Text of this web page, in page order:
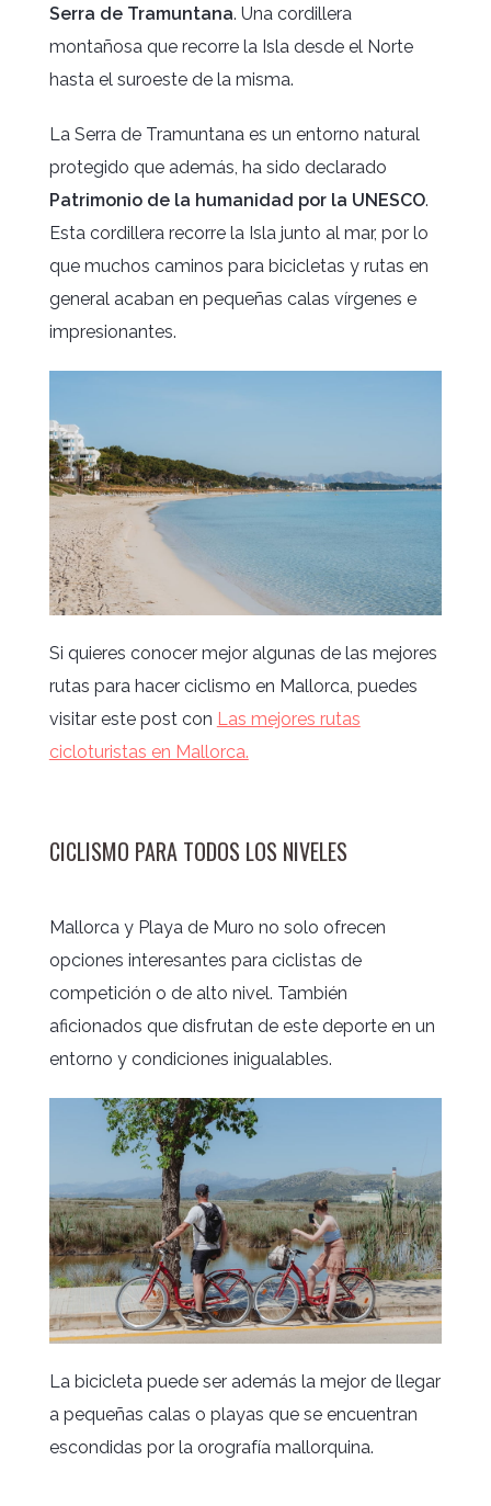
Serra de Tramuntana. Una cordillera
montañosa que recorre la Isla desde el Norte
hasta el suroeste de la misma.
La Serra de Tramuntana es un entorno natural
protegido que además, ha sido declarado
Patrimonio de la humanidad por la UNESCO.
Esta cordillera recorre la Isla junto al mar, por lo
que muchos caminos para bicicletas y rutas en
general acaban en pequeñas calas vírgenes e
impresionantes.
Si quieres conocer mejor algunas de las mejores
rutas para hacer ciclismo en Mallorca, puedes
visitar este post con Las mejores rutas
cicloturistas en Mallorca.
CICLISMO PARA TODOS LOS NIVELES
Mallorca y Playa de Muro no solo ofrecen
opciones interesantes para ciclistas de
competición o de alto nivel. También
aficionados que disfrutan de este deporte en un
entorno y condiciones inigualables.
La bicicleta puede ser además la mejor de llegar
a pequeñas calas o playas que se encuentran
escondidas por la orografía mallorquina.